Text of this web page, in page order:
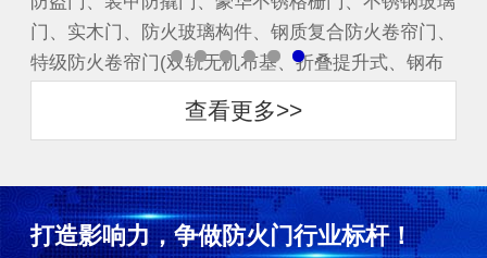
门、实木门、防火玻璃构件、钢质复合防火卷帘门、
特级防火卷帘门(双轨无机布基、折叠提升式、钢布
查看更多>>
打造影响力，争做防火门行业标杆！